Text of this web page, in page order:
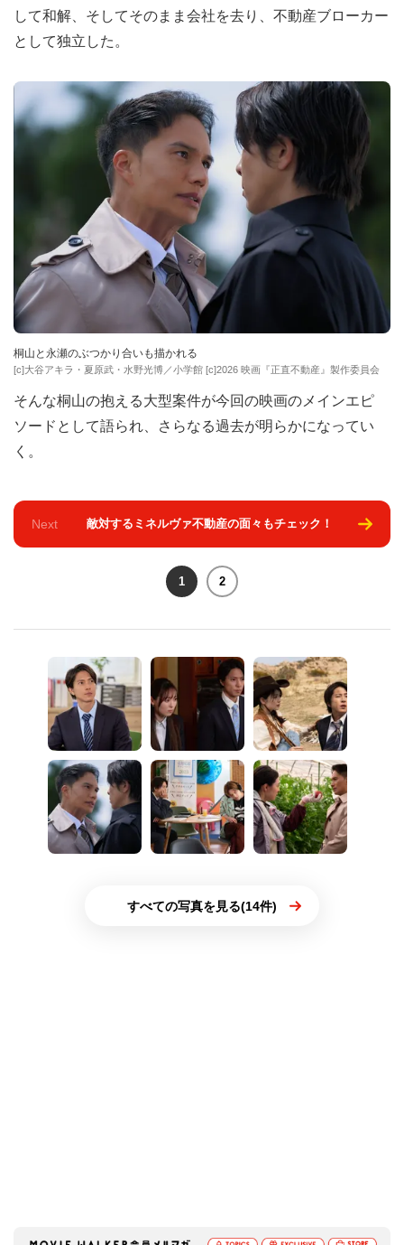
して和解、そしてそのまま会社を去り、不動産ブローカー
として独立した。
桐山と永瀬のぶつかり合いも描かれる
[c]大谷アキラ・夏原武・水野光博／小学館 [c]2026 映画『正直不動産』製作委員会
そんな桐山の抱える大型案件が今回の映画のメインエピ
ソードとして語られ、さらなる過去が明らかになってい
く。
Next 敵対するミネルヴァ不動産の面々もチェック！
1 2
すべての写真を見る(14件)